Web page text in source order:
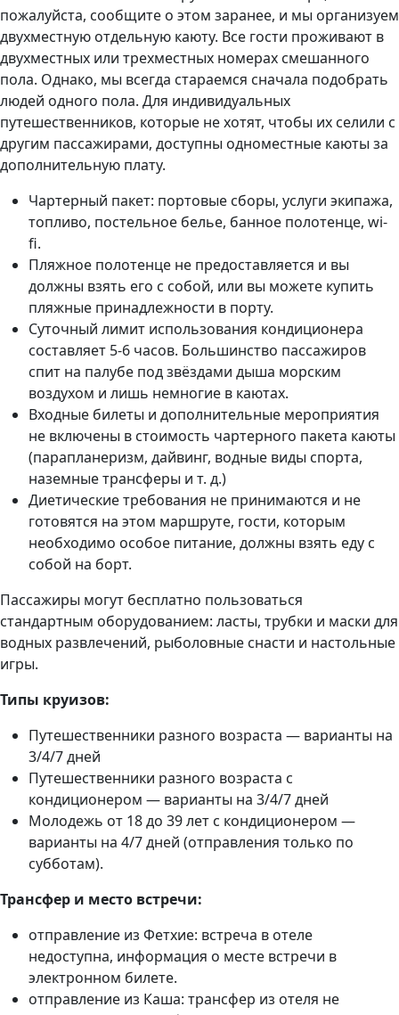
пожалуйста, сообщите о этом заранее, и мы организуем
двухместную отдельную каюту. Все гости проживают в
двухместных или трехместных номерах смешанного
пола. Однако, мы всегда стараемся сначала подобрать
людей одного пола. Для индивидуальных
путешественников, которые не хотят, чтобы их селили с
другим пассажирами, доступны одноместные каюты за
дополнительную плату.
Чартерный пакет: портовые сборы, услуги экипажа,
топливо, постельное белье, банное полотенце, wi-
fi.
Пляжное полотенце не предоставляется и вы
должны взять его с собой, или вы можете купить
пляжные принадлежности в порту.
Суточный лимит использования кондиционера
составляет 5-6 часов. Большинство пассажиров
спит на палубе под звёздами дыша морским
воздухом и лишь немногие в каютах.
Входные билеты и дополнительные мероприятия
не включены в стоимость чартерного пакета каюты
(парапланеризм, дайвинг, водные виды спорта,
наземные трансферы и т. д.)
Диетические требования не принимаются и не
готовятся на этом маршруте, гости, которым
необходимо особое питание, должны взять еду с
собой на борт.
Пассажиры могут бесплатно пользоваться
стандартным оборудованием: ласты, трубки и маски для
водных развлечений, рыболовные снасти и настольные
игры.
Типы круизов:
Путешественники разного возраста — варианты на
3/4/7 дней
Путешественники разного возраста с
кондиционером — варианты на 3/4/7 дней
Молодежь от 18 до 39 лет с кондиционером —
варианты на 4/7 дней (отправления только по
субботам).
Трансфер и место встречи:
отправление из Фетхие: встреча в отеле
недоступна, информация о месте встречи в
электронном билете.
отправление из Каша: трансфер из отеля не